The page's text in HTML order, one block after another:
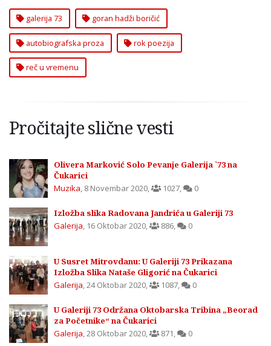
galerija 73 goran hadži boričić
autobiografska proza rok poezija
reč u vremenu
Pročitajte slične vesti
Olivera Marković Solo Pevanje Galerija `73 na
Čukarici
Muzika, 8 Novembar 2020, 1027, 0
Izložba slika Radovana Jandrića u Galeriji 73
Galerija, 16 Oktobar 2020, 886, 0
U Susret Mitrovdanu: U Galeriji 73 Prikazana
Izložba Slika Nataše Gligorić na Čukarici
Galerija,24 Oktobar 2020, 1087, 0
U Galeriji 73 Održana Oktobarska Tribina „Beorad
za Početnike“ na Čukarici
Galerija,28 Oktobar 2020, 871, 0